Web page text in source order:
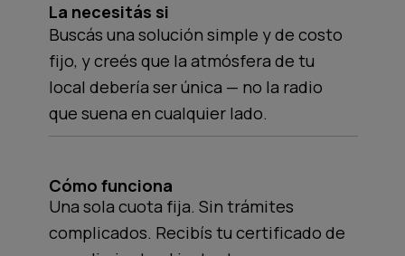
Cómo funciona
Una sola cuota fija. Sin trámites
complicados. Recibís tu certificado de
La necesitás si
Buscás una solución simple y de costo
fijo, y creés que la atmósfera de tu
local debería ser única — no la radio
que suena en cualquier lado.